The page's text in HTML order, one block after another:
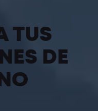
TUS
DE